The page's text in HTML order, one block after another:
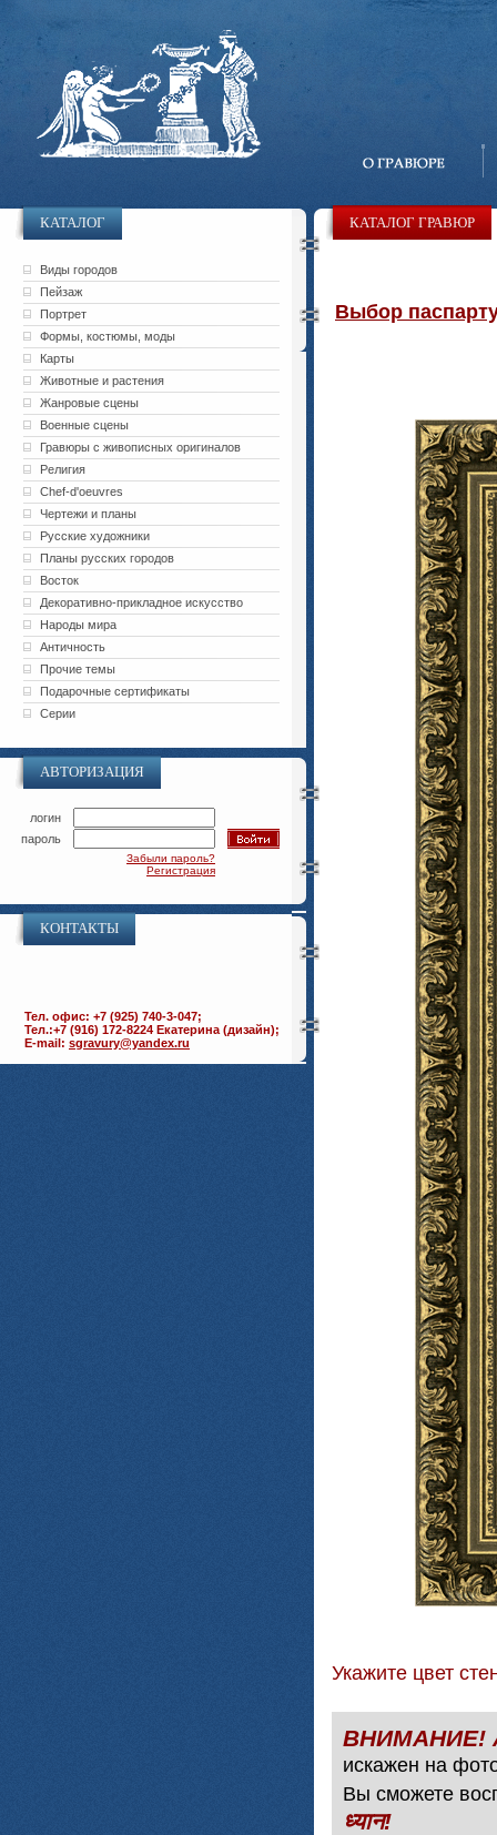
КАТАЛОГ
Виды городов
Пейзаж
Портрет
Формы, костюмы, моды
Карты
Животные и растения
Жанровые сцены
Военные сцены
Гравюры с живописных оригиналов
Религия
Chef-d'oeuvres
Чертежи и планы
Русские художники
Планы русских городов
Восток
Декоративно-прикладное искусство
Народы мира
Античность
Прочие темы
Подарочные сертификаты
Серии
АВТОРИЗАЦИЯ
логин
пароль
Забыли пароль?
Регистрация
КОНТАКТЫ
Тел. офис: +7 (925) 740-3-047;
Тел.:+7 (916) 172-8224 Екатерина (дизайн);
E-mail: sgravury@yandex.ru
КАТАЛОГ ГРАВЮР
Выбор
Укажите цвет
искажен на
Вы сможете
ध्यान!